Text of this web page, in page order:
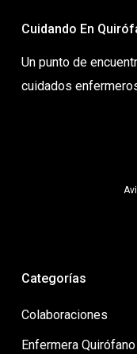
Cuidando En
Un punto de
cuidados
Categorías
Colaboraciones
Enfermera Quirófano